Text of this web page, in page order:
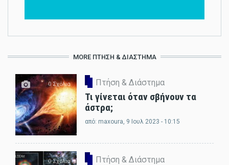
MORE ΠΤΉΣΗ & ΔΙΆΣΤΗΜΑ
0 Σχόλια Πτήση & Διάστημα
Τι γίνεται όταν σβήνουν τα
άστρα;
από: maxoura, 9 Ιουλ 2023 - 10:15
0 Σχόλια Πτήση & Διάστημα